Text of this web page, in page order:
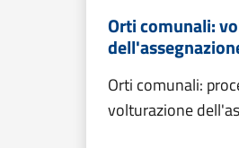
Orti comunali:
Orti comunali:
volturazione